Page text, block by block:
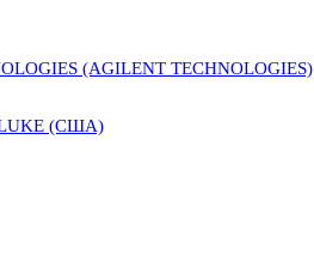
(AGILENT TECHNOLOGIES)
(США)